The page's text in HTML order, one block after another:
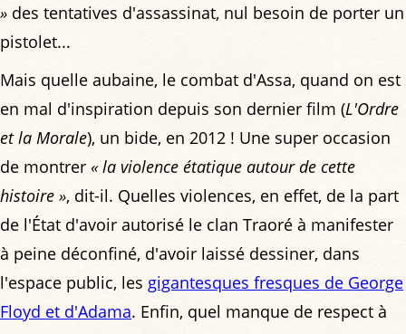
» des tentatives d'assassinat, nul besoin de porter un
pistolet...
Mais quelle aubaine, le combat d'Assa, quand on est
en mal d'inspiration depuis son dernier film (L'Ordre
et la Morale), un bide, en 2012 ! Une super occasion
de montrer « la violence étatique autour de cette
histoire », dit-il. Quelles violences, en effet, de la part
de l'État d'avoir autorisé le clan Traoré à manifester
à peine déconfiné, d'avoir laissé dessiner, dans
l'espace public, les gigantesques fresques de George
Floyd et d'Adama. Enfin, quel manque de respect à